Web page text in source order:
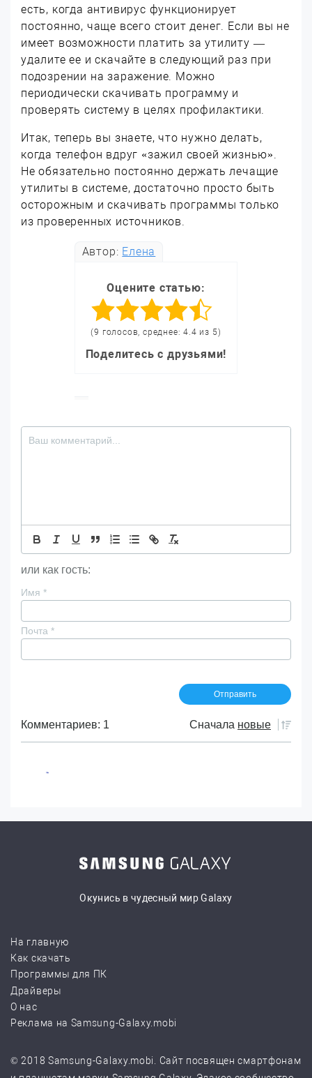
есть, когда антивирус функционирует
постоянно, чаще всего стоит денег. Если вы не
имеет возможности платить за утилиту —
удалите ее и скачайте в следующий раз при
подозрении на заражение. Можно
периодически скачивать программу и
проверять систему в целях профилактики.
Итак, теперь вы знаете, что нужно делать,
когда телефон вдруг «зажил своей жизнью».
Не обязательно постоянно держать лечащие
утилиты в системе, достаточно просто быть
осторожным и скачивать программы только
из проверенных источников.
Автор: Елена
Оцените статью:
(9 голосов, среднее: 4.4 из 5)
Поделитесь с друзьями!
или как гость:
Имя *
Почта *
Комментариев: 1 Сначала новые
Окунись в чудесный мир Galaxy
На главную
Как скачать
Программы для ПК
Драйверы
О нас
Реклама на Samsung-Galaxy.mobi
© 2018 Samsung-Galaxy.mobi. Сайт посвящен смартфонам